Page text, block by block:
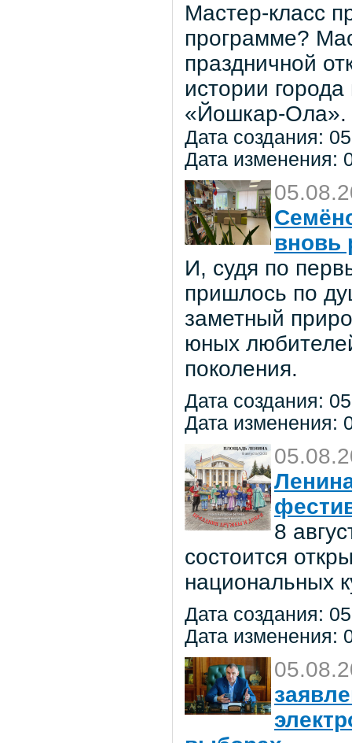
Мастер-класс
программе?
праздничной
истории
«Йошкар-Ола».
Дата создания:
Дата изменения:
вновь
И, судя по
пришлось по
заметный
юных
поколения.
Дата создания:
Дата изменения:
8
состоится
национальных
Дата создания:
Дата изменения: